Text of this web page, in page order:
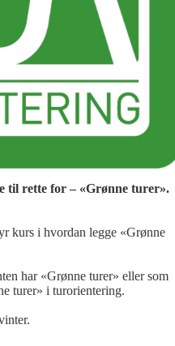
til rette for – «Grønne turer».
kurs i hvordan legge «Grønne
har «Grønne turer» eller som
turer» i turorientering.